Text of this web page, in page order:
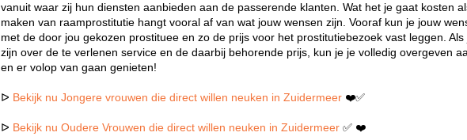
vanuit waar zij hun diensten aanbieden aan de passerende klanten. Wat het je gaat kosten
maken van raamprostitutie hangt vooral af van wat jouw wensen zijn. Vooraf kun je jouw
met de door jou gekozen prostituee en zo de prijs voor het prostitutiebezoek vast leggen.
zijn over de te verlenen service en de daarbij behorende prijs, kun je je volledig overgeven
en er volop van gaan genieten!
ᐅ Bekijk nu Jongere vrouwen die direct willen neuken in Zuidermeer ❤️✅
ᐅ Bekijk nu Oudere Vrouwen die direct willen neuken in Zuidermeer ✅ ❤️